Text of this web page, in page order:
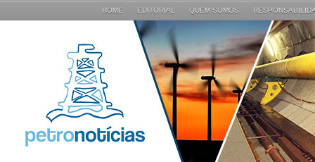
HOME EDITORIAL QUEM SOMOS